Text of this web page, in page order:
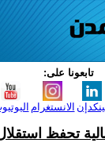
تابعونا على:
الانستغرام
تحفظ